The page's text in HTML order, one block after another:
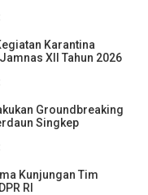
Karantina
XII Tahun 2026
Groundbreaking
Singkep
Kunjungan Tim
RI